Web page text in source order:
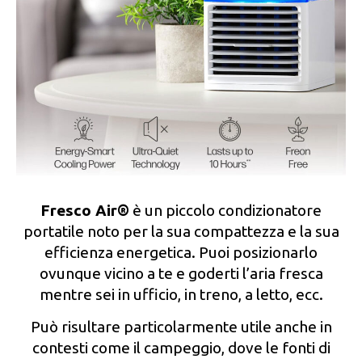
Fresco Air®️ è un piccolo condizionatore
portatile noto per la sua compattezza e la sua
efficienza energetica. Puoi posizionarlo
ovunque vicino a te e goderti l’aria fresca
mentre sei in ufficio, in treno, a letto, ecc.
Può risultare particolarmente utile anche in
contesti come il campeggio, dove le fonti di